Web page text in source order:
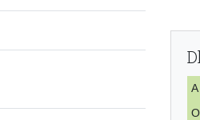
A
O